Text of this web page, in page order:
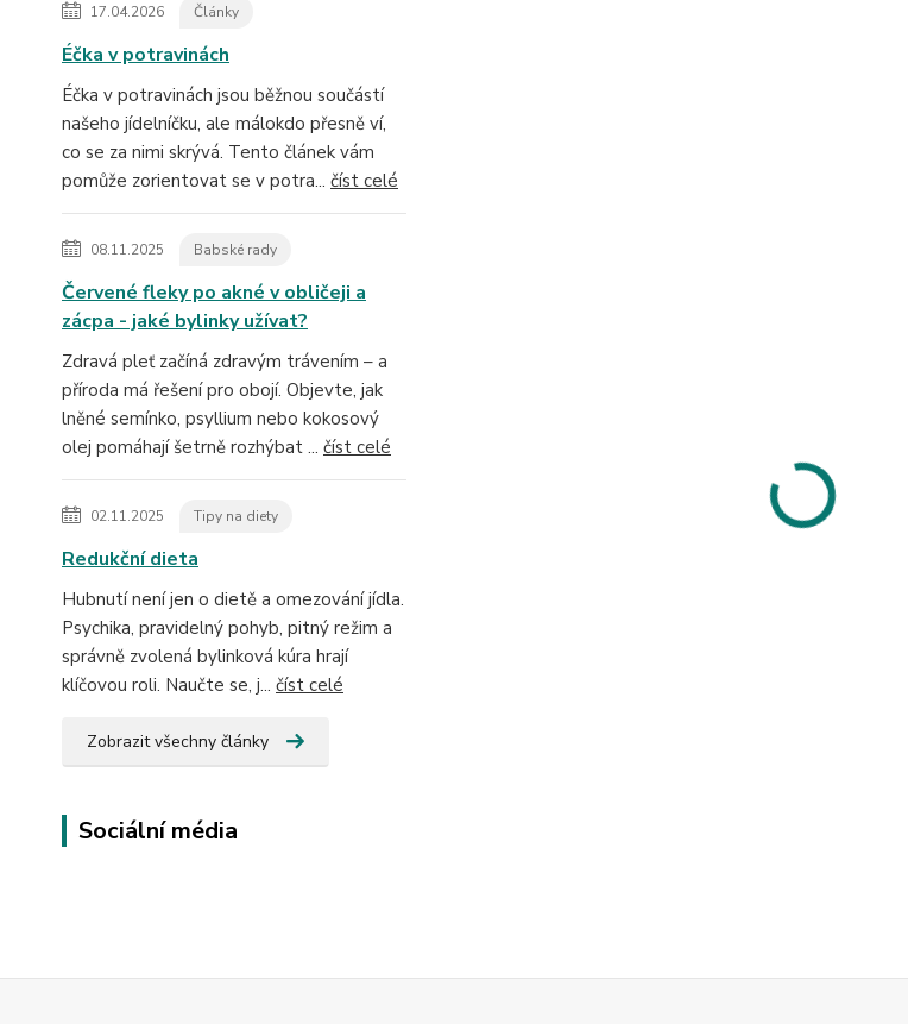
17.04.2026 Články
Éčka v potravinách
Éčka v potravinách jsou běžnou součástí
našeho jídelníčku, ale málokdo přesně ví,
co se za nimi skrývá. Tento článek vám
pomůže zorientovat se v potra... číst celé
08.11.2025 Babské rady
Červené fleky po akné v obličeji a
zácpa - jaké bylinky užívat?
Zdravá pleť začíná zdravým trávením – a
příroda má řešení pro obojí. Objevte, jak
lněné semínko, psyllium nebo kokosový
olej pomáhají šetrně rozhýbat ... číst celé
02.11.2025 Tipy na diety
Redukční dieta
Hubnutí není jen o dietě a omezování jídla.
Psychika, pravidelný pohyb, pitný režim a
správně zvolená bylinková kúra hrají
klíčovou roli. Naučte se, j... číst celé
Zobrazit všechny články
Sociální média